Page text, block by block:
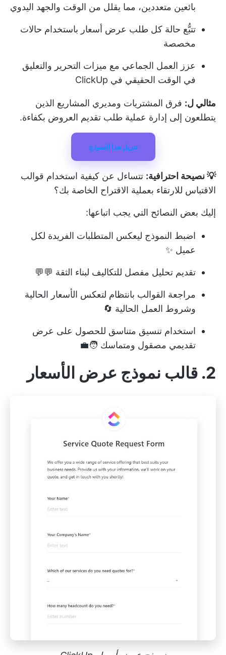
بائعين متعددين، مما يقلل من الوقت والجهد اليدوي
تتبُّع حالة كل طلب عرض أسعار باستخدام حالات
مخصصة
عزز العمل الجماعي مع ميزات التحرير والتعليق
في الوقت الحقيقي في ClickUp
مثالي ل: فرق المشتريات ومديري المشاريع الذين
يتطلعون إلى إدارة عملية طلب تقديم العروض بكفاءة.
تنزيل هذا النموذج
💡 نصيحة احترافية: تتساءل عن كيفية استخدام قوالب
الاقتباس للارتقاء بعملية الاقتراح الخاصة بك؟
إليك بعض النصائح التي يجب اتباعها:
اضبط النموذج ليعكس المتطلبات الفريدة لكل
عميل ✨
تقديم تحليل مفصل للتكاليف لبناء الثقة 💬💬
مراجعة القوالب بانتظام لتعكس الأسعار الحالية
وشروط العمل الحالية 🔄
استخدام تنسيق متناسق للحصول على عرض
تقديمي مصقول ومتماسك 🧑‍💼
2. قالب نموذج عرض الأسعار